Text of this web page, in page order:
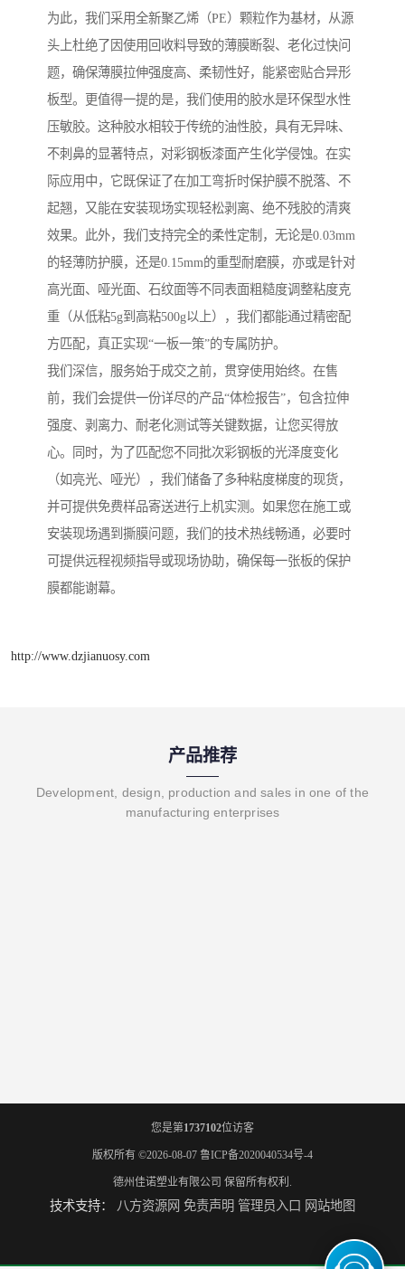
为此，我们采用全新聚乙烯（PE）颗粒作为基材，从源
头上杜绝了因使用回收料导致的薄膜断裂、老化过快问
题，确保薄膜拉伸强度高、柔韧性好，能紧密贴合异形
板型。更值得一提的是，我们使用的胶水是环保型水性
压敏胶。这种胶水相较于传统的油性胶，具有无异味、
不刺鼻的显著特点，对彩钢板漆面产生化学侵蚀。在实
际应用中，它既保证了在加工弯折时保护膜不脱落、不
起翘，又能在安装现场实现轻松剥离、绝不残胶的清爽
效果。此外，我们支持完全的柔性定制，无论是0.03mm
的轻薄防护膜，还是0.15mm的重型耐磨膜，亦或是针对
高光面、哑光面、石纹面等不同表面粗糙度调整粘度克
重（从低粘5g到高粘500g以上），我们都能通过精密配
方匹配，真正实现“一板一策”的专属防护。
我们深信，服务始于成交之前，贯穿使用始终。在售
前，我们会提供一份详尽的产品“体检报告”，包含拉伸
强度、剥离力、耐老化测试等关键数据，让您买得放
心。同时，为了匹配您不同批次彩钢板的光泽度变化
（如亮光、哑光），我们储备了多种粘度梯度的现货，
并可提供免费样品寄送进行上机实测。如果您在施工或
安装现场遇到撕膜问题，我们的技术热线畅通，必要时
可提供远程视频指导或现场协助，确保每一张板的保护
膜都能谢幕。
http://www.dzjianuosy.com
产品推荐
Development, design, production and sales in one of the
manufacturing enterprises
您是第1737102位访客
版权所有 ©2026-08-07 鲁ICP备2020040534号-4
德州佳诺塑业有限公司 保留所有权利.
技术支持： 八方资源网 免责声明 管理员入口 网站地图